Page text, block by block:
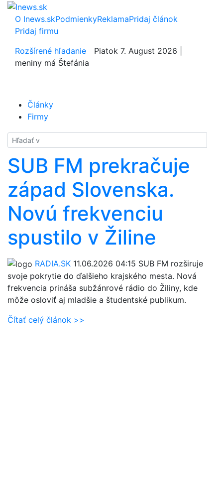
O Inews.skPodmienkyReklamaPridaj článok
Pridaj firmu
Rozšírené hľadanie
Piatok 7. August 2026 |
meniny má Štefánia
Články
Firmy
Hladať
SUB FM prekračuje
západ Slovenska.
Novú frekvenciu
spustilo v Žiline
RADIA.SK 11.06.2026 04:15 SUB FM rozširuje
svoje pokrytie do ďalšieho krajského mesta. Nová
frekvencia prináša subžánrové rádio do Žiliny, kde
môže osloviť aj mladšie a študentské publikum.
Čítať celý článok >>